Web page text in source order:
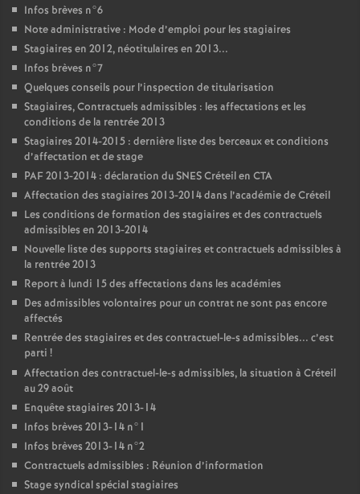
Infos brèves n°6
Note administrative : Mode d’emploi pour les stagiaires
Stagiaires en 2012, néotitulaires en 2013...
Infos brèves n°7
Quelques conseils pour l’inspection de titularisation
Stagiaires, Contractuels admissibles : les affectations et les
conditions de la rentrée 2013
Stagiaires 2014-2015 : dernière liste des berceaux et conditions
d’affectation et de stage
PAF2013-2014 : déclaration duSNESCréteil en CTA
Affectation des stagiaires 2013-2014 dans l’académie de Créteil
Les conditions de formation des stagiaires et des contractuels
admissibles en 2013-2014
Nouvelle liste des supports stagiaires et contractuels admissibles à
la rentrée 2013
Report à lundi 15 des affectations dans les académies
Des admissibles volontaires pour un contrat ne sont pas encore
affectés
Rentrée des stagiaires et des contractuel-le-s admissibles... c’est
parti !
Affectation des contractuel-le-s admissibles, la situation à Créteil
au 29 août
Enquête stagiaires 2013-14
Infos brèves 2013-14 n°1
Infos brèves 2013-14 n°2
Contractuels admissibles : Réunion d’information
Stage syndical spécial stagiaires